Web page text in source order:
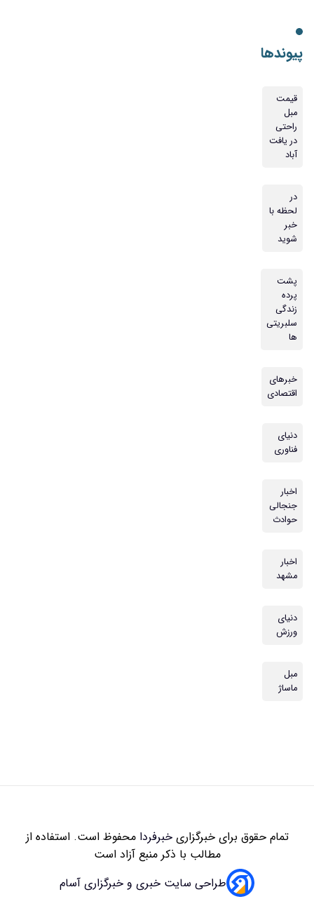
پیوندها
قیمت
مبل
راحتی
در یافت
آباد
در
لحظه با
خبر
شوید
پشت
پرده
زندگی
سلبریتی
ها
خبرهای
اقتصادی
دنیای
فناوری
اخبار
جنجالی
حوادث
اخبار
مشهد
دنیای
ورزش
مبل
ماساژ
تمام حقوق برای خبرگزاریخبرفردامحفوظ است. استفاده از
مطالب با ذکر منبع آزاد است
طراحی سایت خبری و خبرگزاری آسام